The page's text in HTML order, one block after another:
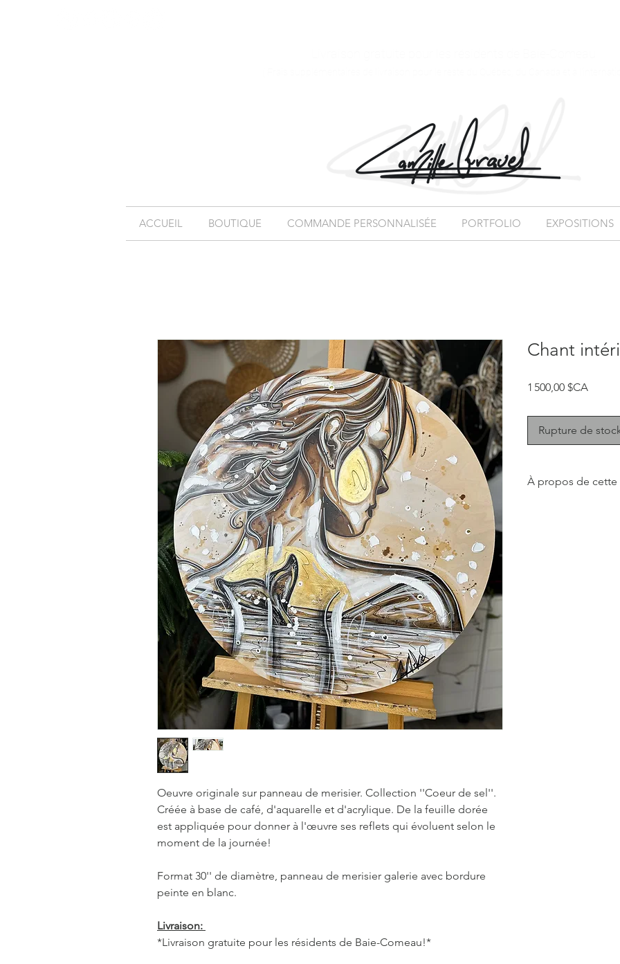
ACCUEIL BOUTIQUE COMMANDE PERSONNALISÉE PORTFOLIO EXPOSITIONS
Oeuvre originale sur panneau de merisier. Collection ''Coeur de sel''.
Créée à base de café, d'aquarelle et d'acrylique. De la feuille dorée
est appliquée pour donner à l'œuvre ses reflets qui évoluent selon le
moment de la journée!
Format 30'' de diamètre, panneau de merisier galerie avec bordure
peinte en blanc.
Livraison:
*Livraison gratuite pour les résidents de Baie-Comeau!*
Chant
1 500,00 $CAPrix
Rupture de
À propos de cette